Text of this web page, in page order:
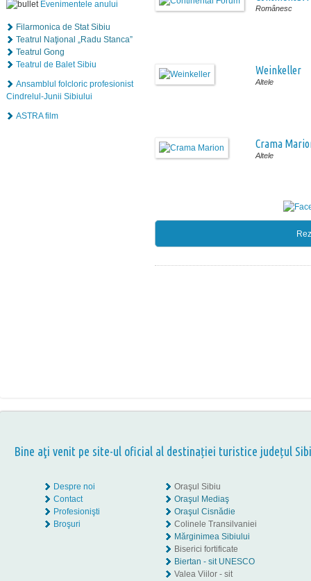
Evenimentele anului
Filarmonica de Stat Sibiu
Teatrul Naţional „Radu Stanca”
Teatrul Gong
Teatrul de Balet Sibiu
Ansamblul folcloric profesionist
Cindrelul-Junii Sibiului
ASTRA film
Românesc
Weinkeller
Altele
Crama
Altele
Bine aţi venit pe site-ul oficial al destinației turistice județul
Despre noi
Contact
Profesionişti
Broşuri
Oraşul Sibiu
Oraşul Mediaş
Oraşul Cisnădie
Colinele Transilvaniei
Mărginimea Sibiului
Biserici fortificate
Biertan - sit UNESCO
Valea Viilor - sit